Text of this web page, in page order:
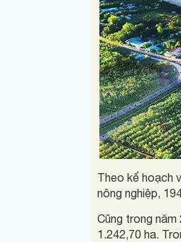
Theo kế hoạch
nông nghiệp,
Cũng trong
1.242,70 ha.